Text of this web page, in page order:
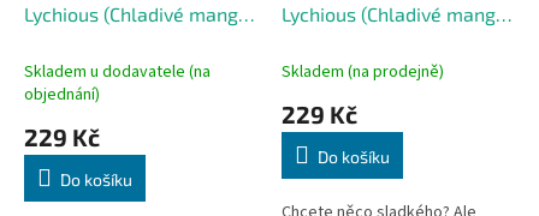
Lychious (Chladivé mango
Skladem u dodavatele (na
objednání)
229 Kč
Do košíku
Lychious (Chladivé mango
Skladem (na prodejně)
229 Kč
Do košíku